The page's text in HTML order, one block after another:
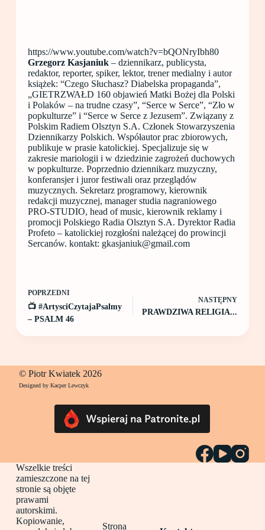
https://www.youtube.com/watch?v=bQONryIbh80
Grzegorz Kasjaniuk– dziennikarz, publicysta,
redaktor, reporter, spiker, lektor, trener medialny i autor
książek: “Czego Słuchasz? Diabelska propaganda”,
„GIETRZWAŁD 160 objawień Matki Bożej dla Polski
i Polaków – na trudne czasy”, “Serce w Serce”, “Zło w
popkulturze” i “Serce w Serce z Jezusem”. Związany z
Polskim Radiem Olsztyn S.A. Członek Stowarzyszenia
Dziennikarzy Polskich. Współautor prac zbiorowych,
publikuje w prasie katolickiej. Specjalizuje się w
zakresie mariologii i w dziedzinie zagrożeń duchowych
w popkulturze. Poprzednio dziennikarz muzyczny,
konferansjer i juror festiwali oraz przeglądów
muzycznych. Sekretarz programowy, kierownik
redakcji muzycznej, manager studia nagraniowego
PRO-STUDIO, head of music, kierownik reklamy i
promocji Polskiego Radia Olsztyn S.A. Dyrektor Radia
Profeto – katolickiej rozgłośni należącej do prowincji
Sercanów. kontakt: gkasjaniuk@gmail.com
POPRZEDNI
📺 #ArtysciCzytajaPsalmy
– PSALM 46
NASTĘPNY
PRAWDZIWA RELIGIA...
© Piotr Kwiatek 2026
Designed by Kacper Lewczyk
Wszelkie treści
zamieszczone na tej
stronie są objęte
prawami
autorskimi.
Kopiowanie,
Strona